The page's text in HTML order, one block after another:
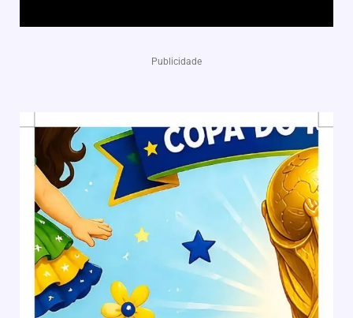
Publicidade